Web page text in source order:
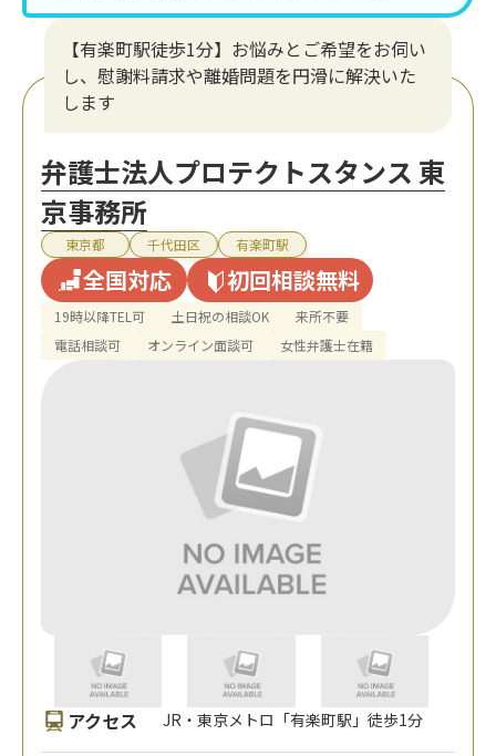
【有楽町駅徒歩1分】お悩みとご希望をお伺い
し、慰謝料請求や離婚問題を円滑に解決いた
します
弁護士法人プロテクトスタンス 東
京事務所
東京都 千代田区 有楽町駅
全国対応 初回相談無料
19時以降TEL可 土日祝の相談OK
来所不要
電話相談可
オンライン面談可 女性弁護士在籍
アクセス JR・東京メトロ「有楽町駅」徒歩1分